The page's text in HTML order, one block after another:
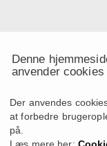
Denne
anvender cookies
Der anvendes
at forbedre
på.